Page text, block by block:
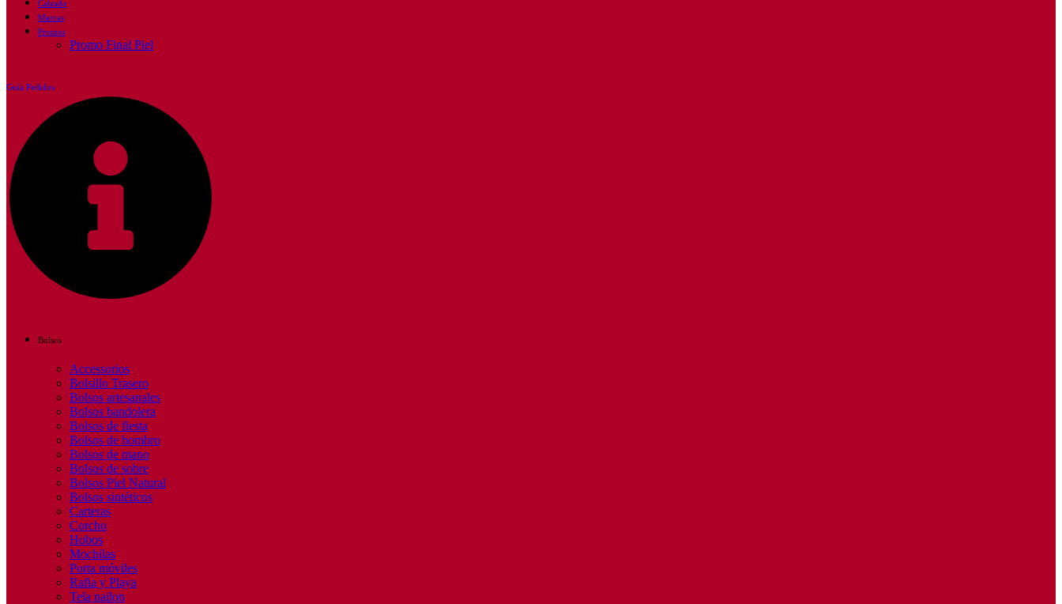
Calzado
Marcas
Promos
Promo Final Piel
Guía Pedidos
Bolsos
Accessorios
Bolsillo Trasero
Bolsos artesanales
Bolsos bandolera
Bolsos de fiesta
Bolsos de hombro
Bolsos de mano
Bolsos de sobre
Bolsos Piel Natural
Bolsos sintéticos
Carteras
Corcho
Hobos
Mochilas
Porta móviles
Rafia y Playa
Tela nailon